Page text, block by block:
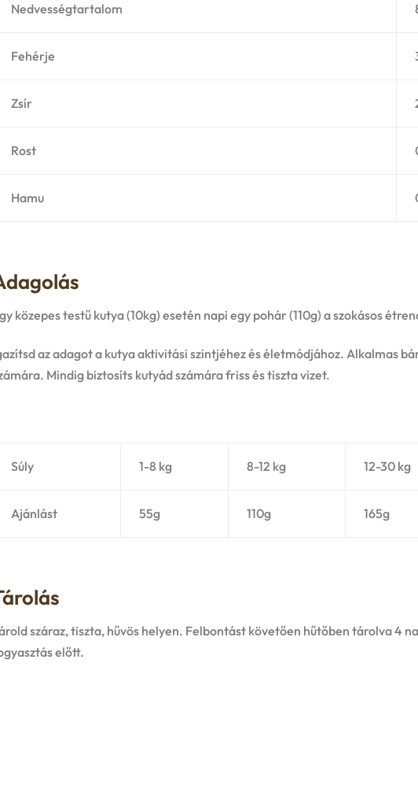
Nedvességtartalom
Fehérje
Zsír
Rost
Hamu
közepes testű kutya (10kg) esetén napi egy pohár (110g) a szokásos
az adagot a kutya aktivitási szintjéhez és életmódjához. Alkalmas
Mindig biztosíts kutyád számára friss és tiszta vizet.
Súly 1-8 kg 8-12 kg 12-30 kg
Ajánlást 55g 110g 165g
száraz, tiszta, hűvös helyen. Felbontást követően hűtőben tárolva 4
előtt.